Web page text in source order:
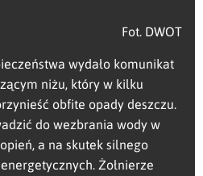
Fot. DWOT
wydało komunikat
niżu, który w kilku
obfite opady deszczu.
do wezbrania wody w
a na skutek silnego
Żołnierze